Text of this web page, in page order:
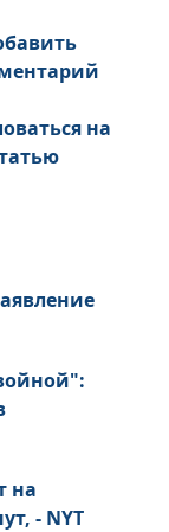
на
на
- NYT